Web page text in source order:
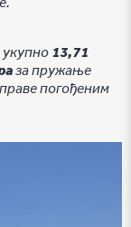
укупно 13,71
за пружање
погођеним